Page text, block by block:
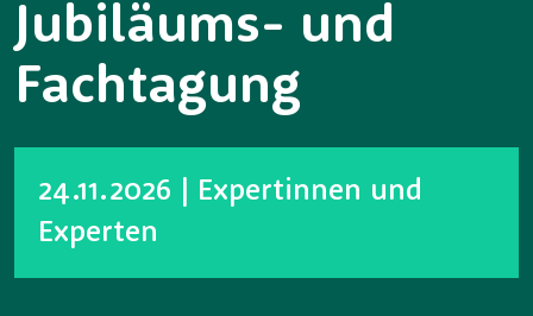
Jubiläums- und
Fachtagung
24.11.2026 | Expertinnen und
Experten